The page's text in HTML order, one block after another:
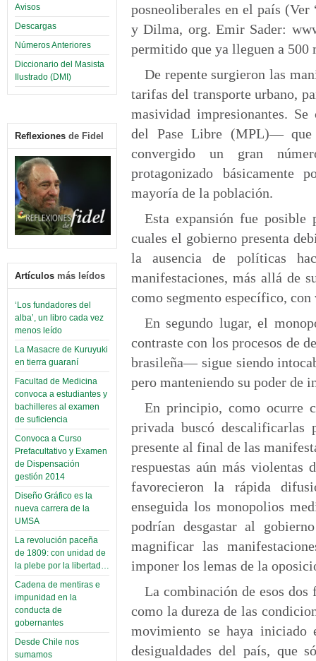
Avisos
Descargas
Números Anteriores
Diccionario del Masista
Ilustrado (DMI)
Reflexiones de Fidel
Artículos más leídos
‘Los fundadores del
alba’, un libro cada vez
menos leído
La Masacre de Kuruyuki
en tierra guaraní
Facultad de Medicina
convoca a estudiantes y
bachilleres al examen
de suficiencia
Convoca a Curso
Prefacultativo y Examen
de Dispensación
gestión 2014
Diseño Gráfico es la
nueva carrera de la
UMSA
La revolución paceña
de 1809: con unidad de
la plebe por la libertad…
Cadena de mentiras e
impunidad en la
conducta de
gobernantes
Desde Chile nos
sumamos
posneoliberales en el país
y Dilma, org. Emir Sader:
permitido que ya lleguen a
De repente surgieron las
tarifas del transporte urbano,
masividad impresionantes.
del Pase Libre (MPL)— que
convergido un gran
protagonizado básicamente
mayoría de la población.
Esta expansión fue posible
cuales el gobierno presenta
la ausencia de políticas
manifestaciones, más allá de
como segmento específico,
En segundo lugar, el
contraste con los procesos de
brasileña— sigue siendo
pero manteniendo su poder de
En principio, como ocurre
privada buscó
presente al final de las
respuestas aún más
favorecieron la rápida
enseguida los monopolios
podrían desgastar al
magnificar las
imponer los lemas de la
La combinación de esos
como la dureza de las
movimiento se haya iniciado
desigualdades del país, que